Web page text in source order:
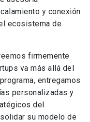
y conexión
ecosistema de
firmemente
va más allá del
entregamos
personalizadas y
del
su modelo de